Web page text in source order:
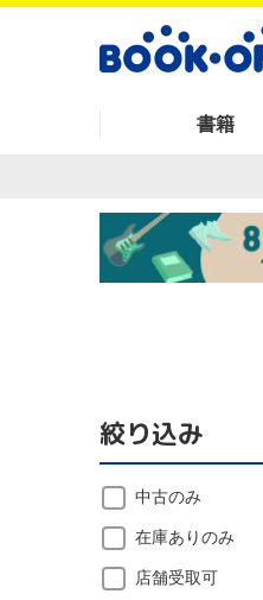
書籍
絞り込み
中古のみ
在庫ありのみ
店舗受取可